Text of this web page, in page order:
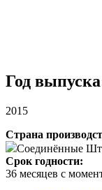
Год
2015
Страна
Соединённые
Срок годности:
36 месяцев с